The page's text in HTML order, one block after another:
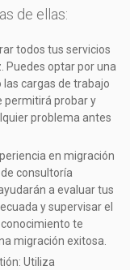
de ellas:
todos tus servicios
Puedes optar por una
cargas de trabajo
permitirá probar y
problema antes
en migración
consultoría
a evaluar tus
y supervisar el
te
migración exitosa.
Utiliza